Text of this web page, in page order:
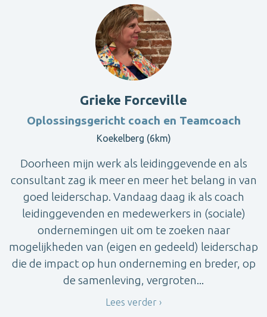
Grieke Forceville
Oplossingsgericht coach en Teamcoach
Koekelberg (6km)
Doorheen mijn werk als leidinggevende en als
consultant zag ik meer en meer het belang in van
goed leiderschap. Vandaag daag ik als coach
leidinggevenden en medewerkers in (sociale)
ondernemingen uit om te zoeken naar
mogelijkheden van (eigen en gedeeld) leiderschap
die de impact op hun onderneming en breder, op
de samenleving, vergroten...
Lees verder